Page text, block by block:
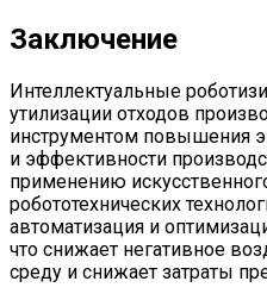
Заключение
Интеллектуальные
утилизации отходов
инструментом повышения
и эффективности
применению
робототехнических
автоматизация и
что снижает негативное
среду и снижает затраты